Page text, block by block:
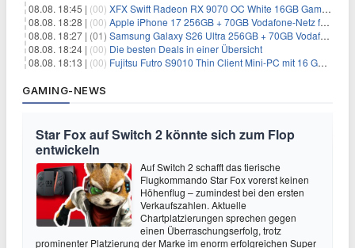
08.08. 18:45 | (00) XFX Swift Radeon RX 9070 OC White 16GB Gaming-Grafikkarte für 579€
08.08. 18:28 | (00) Apple iPhone 17 256GB + 70GB Vodafone-Netz für 34,99€/Monat (effektiv 6,41€/Monat)
08.08. 18:27 | (01) Samsung Galaxy S26 Ultra 256GB + 70GB Vodafone-Netz für 34,99€/Monat (effektiv 4,74€/Monat)
08.08. 18:24 | (00) Die besten Deals in einer Übersicht
08.08. 18:13 | (00) Fujitsu Futro S9010 Thin Client Mini-PC mit 16 GB RAM für 100€
GAMING-NEWS
Star Fox auf Switch 2 könnte sich zum Flop
entwickeln
Auf Switch 2 schafft das tierische
Flugkommando Star Fox vorerst keinen
Höhenflug – zumindest bei den ersten
Verkaufszahlen. Aktuelle
Chartplatzierungen sprechen gegen
einen Überraschungserfolg, trotz
prominenter Platzierung der Marke im enorm erfolgreichen Super